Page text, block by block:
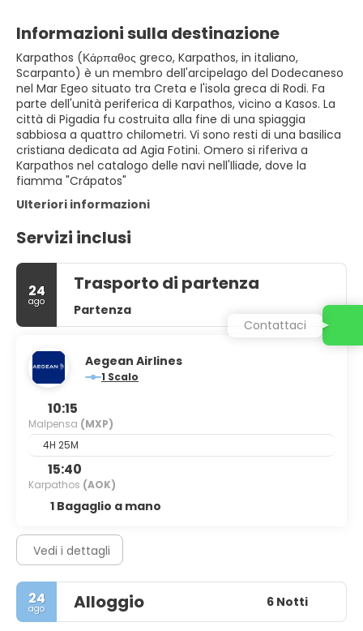
Informazioni sulla destinazione
Karpathos (Κάρπαθος greco, Karpathos, in italiano,
Scarpanto) è un membro dell'arcipelago del Dodecaneso
nel Mar Egeo situato tra Creta e l'isola greca di Rodi. Fa
parte dell'unità periferica di Karpathos, vicino a Kasos. La
città di Pigadia fu costruita alla fine di una spiaggia
sabbiosa a quattro chilometri. Vi sono resti di una basilica
cristiana dedicata ad Agia Fotini. Omero si riferiva a
Karpathos nel catalogo delle navi nell'Iliade, dove la
fiamma "Crápatos"
Ulteriori informazioni
Servizi inclusi
24
ago
Trasporto di partenza
Partenza
Aegean Airlines
1 Scalo
10:15
Malpensa (MXP)
4H 25M
15:40
Karpathos (AOK)
1 Bagaglio a mano
Vedi i dettagli
24
ago Alloggio 6 Notti
Contattaci